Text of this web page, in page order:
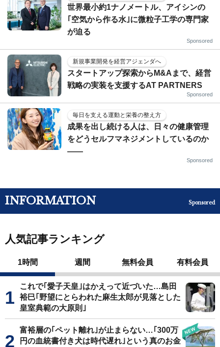
世界最小約1ナノメートル、アイシンの
｢空気から作る水｣に微粒子工学の専門家
が迫る
Sponsored
新規事業開発を経営アジェンダへ
スタートアップ探索からM&Aまで、経営
戦略の実装を支援するAT PARTNERS
Sponsored
毎日を支える運動と栄養の整え方
成果を出し続ける人は、日々の健康管理
をどうセルフマネジメントしているのか
——
Sponsored
INFORMATION Sponsored
人気記事ランキング
1時間 週間 無料会員 有料会員
これで｢愛子天皇｣はかえって近づいた…島田
裕巳｢野望にとらわれた麻生太郎が見落とした
皇室典範の大原則｣
富裕層の｢ペット離れ｣が止まらない…｢300万
円の血統書付き犬は時代遅れ｣という真のお金